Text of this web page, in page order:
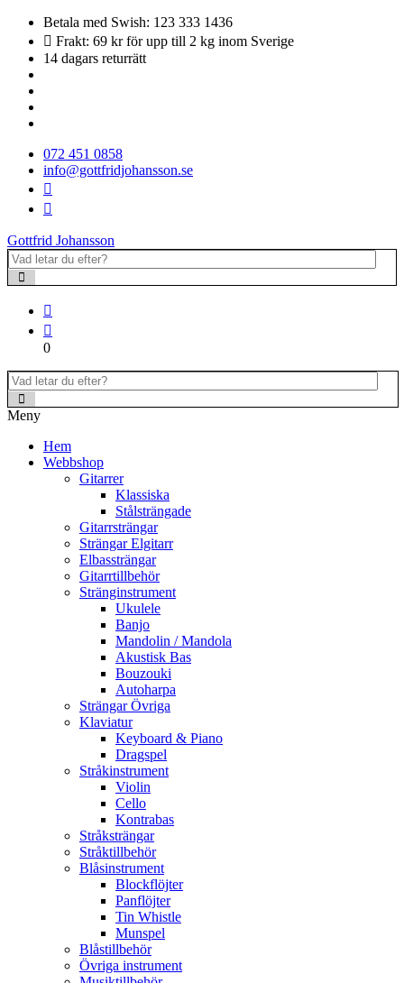
Betala med Swish: 123 333 1436
Frakt: 69 kr för upp till 2 kg inom Sverige
14 dagars returrätt
072 451 0858
info@gottfridjohansson.se
Gottfrid Johansson
0
Meny
Hem
Webbshop
Gitarrer
Klassiska
Stålsträngade
Gitarrsträngar
Strängar Elgitarr
Elbassträngar
Gitarrtillbehör
Stränginstrument
Ukulele
Banjo
Mandolin / Mandola
Akustisk Bas
Bouzouki
Autoharpa
Strängar Övriga
Klaviatur
Keyboard & Piano
Dragspel
Stråkinstrument
Violin
Cello
Kontrabas
Stråksträngar
Stråktillbehör
Blåsinstrument
Blockflöjter
Panflöjter
Tin Whistle
Munspel
Blåstillbehör
Övriga instrument